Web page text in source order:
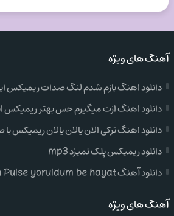
آهنگ های ویژه
دانلود اهنگ بازم شدم لنگ صدات ریمیکس
دانلود اهنگ ازت میگیرم حس بهتر ریمیکس
دانلود اهنگ ترکی الان یالان یالان ریمیکس
دانلود ریمیکس پلک نمیزد mp3
دانلود آهنگ Anatolian Pulse yoruldum be hayat
آهنگ های ویژه